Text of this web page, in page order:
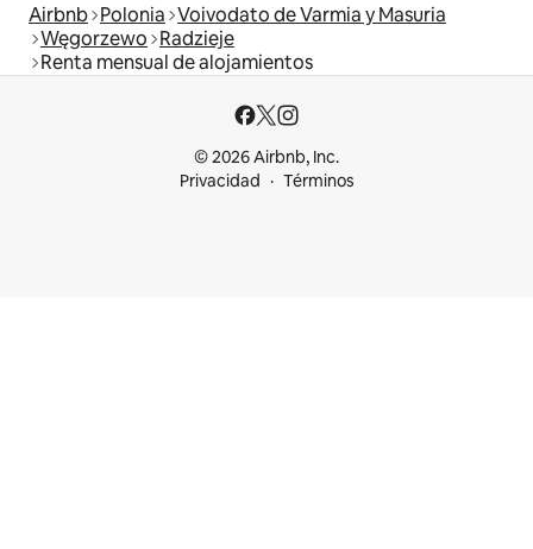
Airbnb Polonia Voivodato de Varmia y Masuria
Węgorzewo Radzieje
Renta mensual de alojamientos
© 2026 Airbnb, Inc.
Privacidad
Términos